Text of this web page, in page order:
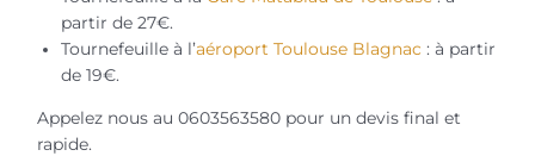
partir de 27€.
Tournefeuille à l’aéroport Toulouse Blagnac : à partir
de 19€.
Appelez nous au 0603563580 pour un devis final et
rapide.